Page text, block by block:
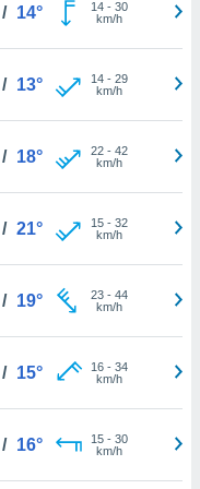
/ 14° 14- 30
km/h
/ 13° 14- 29
km/h
/ 18° 22- 42
km/h
/ 21° 15- 32
km/h
/ 19° 23- 44
km/h
/ 15° 16- 34
km/h
/ 16° 15- 30
km/h